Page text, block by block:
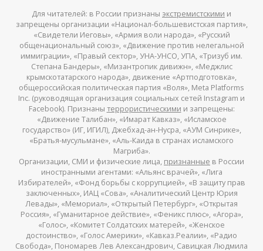
Для читателей: в России признаны экстремистскими и
запрещены организации «Национал-большевистская партия»,
«Свидетели Иеговы», «Армия воли народа», «Русский
общенациональный союз», «Движение против нелегальной
иммиграции», «Правый сектор», УНА-УНСО, УПА, «Тризуб им.
Степана Бандеры», «Мизантропик дивижн», «Меджлис
крымскотатарского народа», движение «Артподготовка»,
общероссийская политическая партия «Воля», Meta Platforms
Inc. (руководящая организация социальных сетей Instagram и
Facebook). Признаны террористическими и запрещены:
«Движение Талибан», «Имарат Кавказ», «Исламское
государство» (ИГ, ИГИЛ), Джебхад-ан-Нусра, «АУМ Синрике»,
«Братья-мусульмане», «Аль-Каида в странах исламского
Магриба».
Организации, СМИ и физические лица, признанные в России
иностранными агентами: «Альянс врачей», «Лига
Избирателей», «Фонд борьбы с коррупцией», «В защиту прав
заключенных», ИАЦ «Сова», «Аналитический Центр Юрия
Левады», «Мемориал», «Открытый Петербург», «Открытая
Россия», «Гуманитарное действие», «Феникс плюс», «Агора»,
«Голос», «Комитет Солдатских матерей», «Женское
достоинство», «Голос Америки», «Кавказ.Реалии», «Радио
Свобода», Пономарев Лев Александрович, Савицкая Людмила